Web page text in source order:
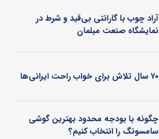
آراد چوب با گارانتی بی‌قید و شرط در
نمایشگاه صنعت مبلمان
۷۰ سال تلاش برای خواب راحت ایرانی‌ها
چگونه با بودجه محدود بهترین گوشی
سامسونگ را انتخاب کنیم؟